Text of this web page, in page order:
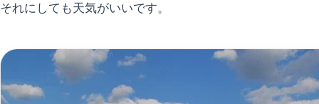
それにしても天気がいいです。